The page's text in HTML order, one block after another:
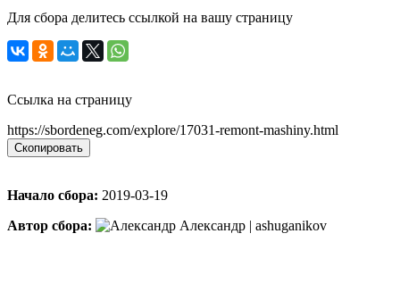
Для сбора делитесь ссылкой на вашу страницу
Ссылка на страницу
https://sbordeneg.com/explore/17031-remont-mashiny.html
Скопировать
Начало сбора: 2019-03-19
Автор сбора:
Александр | ashuganikov